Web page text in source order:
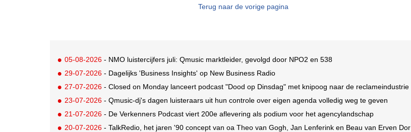
Terug naar de vorige pagina
05-08-2026 - NMO luistercijfers juli: Qmusic marktleider, gevolgd door NPO2 en 538
29-07-2026 - Dagelijks 'Business Insights' op New Business Radio
27-07-2026 - Closed on Monday lanceert podcast "Dood op Dinsdag" met knipoog naar de reclameindustrie
23-07-2026 - Qmusic-dj's dagen luisteraars uit hun controle over eigen agenda volledig weg te geven
21-07-2026 - De Verkenners Podcast viert 200e aflevering als podium voor het agencylandschap
20-07-2026 - TalkRedio, het jaren '90 concept van oa Theo van Gogh, Jan Lenferink en Beau van Erven Dorens, herleeft in eigentijds format